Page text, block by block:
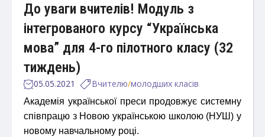
До уваги вчителів! Модуль з
інтегрованого курсу “Українська
мова” для 4-го пілотного класу (32
тиждень)
05.05.2021 Вчителю/молодших класів
Академія української преси продовжує системну
співпрацю з Новою українською школою (НУШ) у
новому навчальному році.